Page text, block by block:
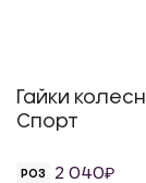
Гайки
Спорт
РОЗ 2 040